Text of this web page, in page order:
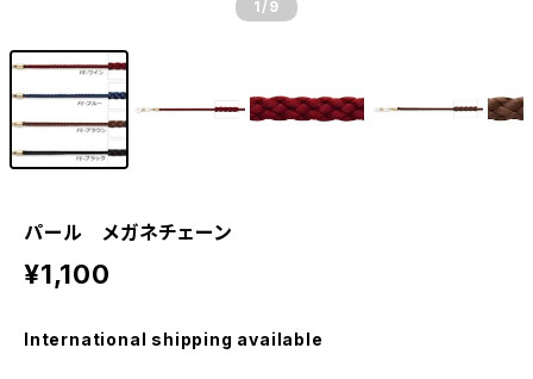
1 /9
パール メガネチェーン
¥1,100
International shipping available